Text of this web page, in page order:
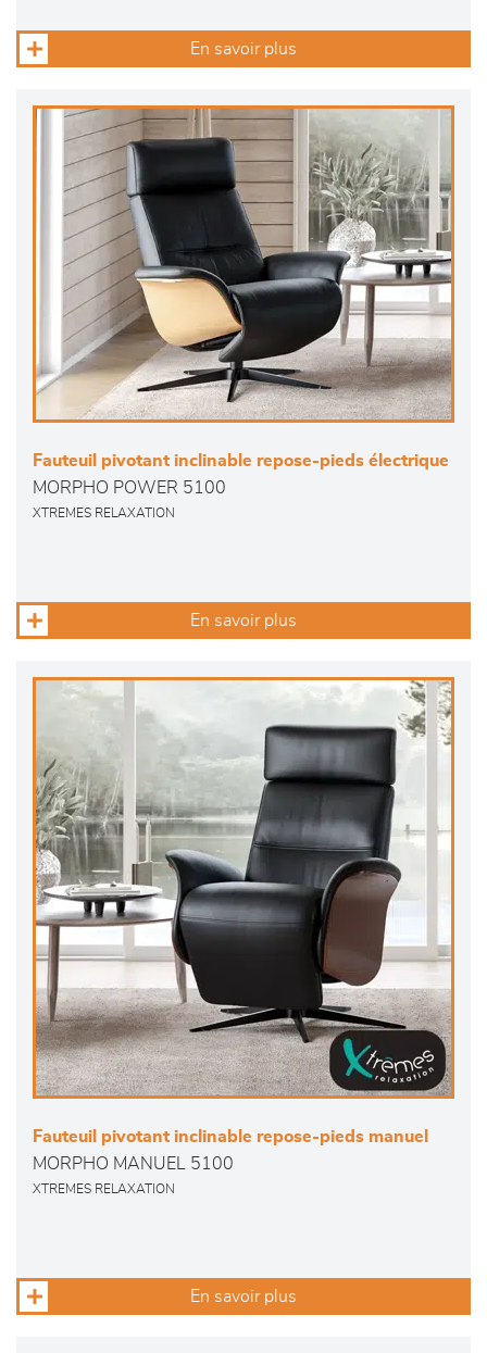
En savoir plus
Fauteuil pivotant inclinable repose-pieds électrique
MORPHO POWER 5100
XTREMES RELAXATION
En savoir plus
Fauteuil pivotant inclinable repose-pieds manuel
MORPHO MANUEL 5100
XTREMES RELAXATION
En savoir plus